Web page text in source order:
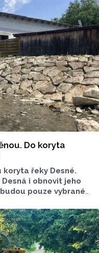
Do koryta
koryta řeky Desné.
i obnovit jeho
pouze vybrané